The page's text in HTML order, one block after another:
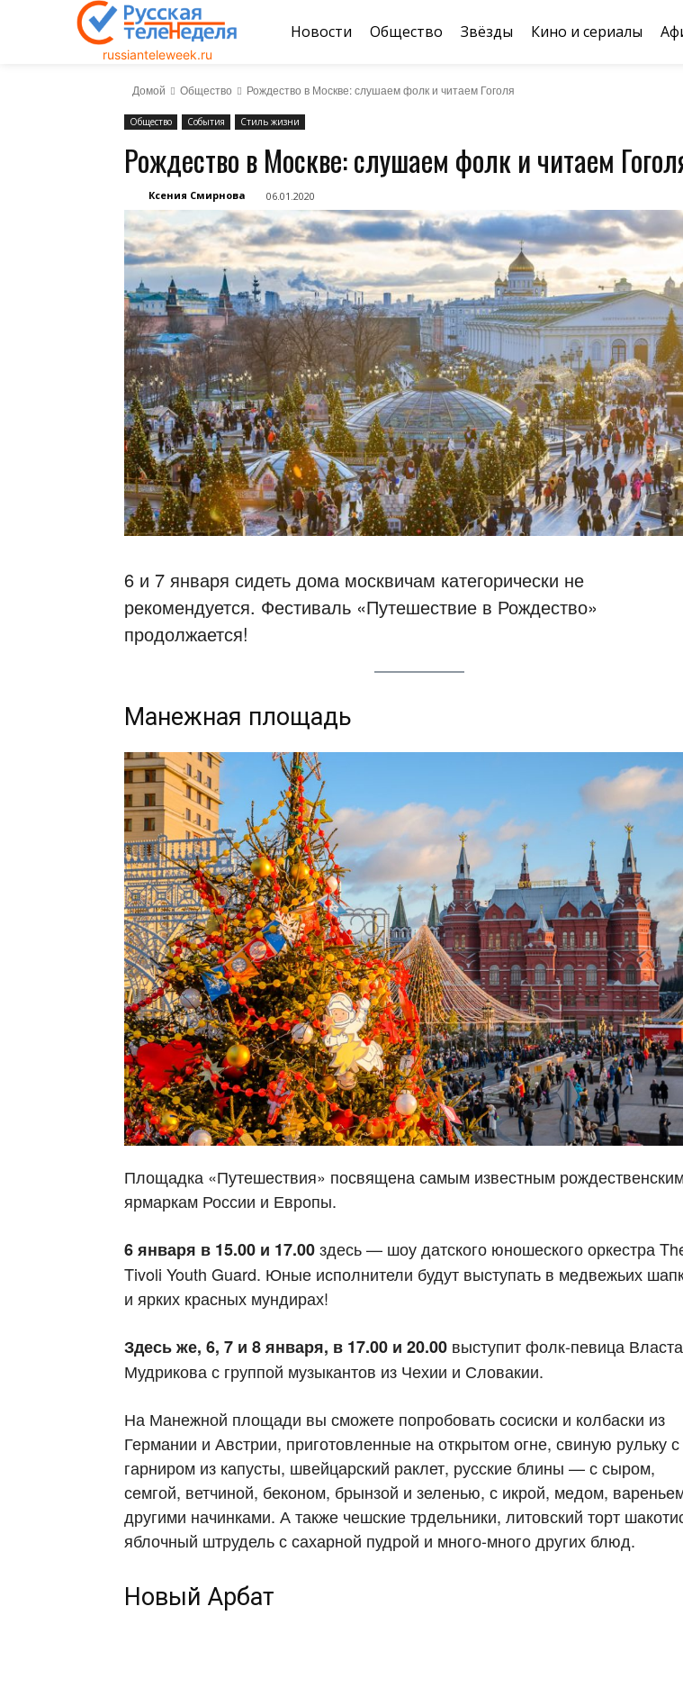
russianteleweek.ru
Новости Общество Звёзды Кино и сериалы
Домой Общество Рождество в Москве: слушаем фолк и читаем Гоголя
Общество События Стиль жизни
Рождество в Москве: слушаем фолк и читаем
Ксения Смирнова 06.01.2020
6 и 7 января сидеть дома москвичам категорически не
рекомендуется. Фестиваль «Путешествие в Рождество»
продолжается!
Манежная площадь
Площадка «Путешествия» посвящена самым известным
ярмаркам России и Европы.
6 января в 15.00 и 17.00здесь — шоу датского юношеского оркестра
Tivoli Youth Guard. Юные исполнители будут выступать в медвежьих
и ярких красных мундирах!
Здесь же, 6, 7 и 8 января, в 17.00 и 20.00 выступит фолк-певица Власта
Мудрикова с группой музыкантов из Чехии и Словакии.
На Манежной площади вы сможете попробовать сосиски и колбаски из
Германии и Австрии, приготовленные на открытом огне, свиную рульку с
гарниром из капусты, швейцарский раклет, русские блины — с сыром,
семгой, ветчиной, беконом, брынзой и зеленью, с икрой, медом,
другими начинками. А также чешские трдельники, литовский торт
яблочный штрудель с сахарной пудрой и много-много других блюд.
Новый Арбат